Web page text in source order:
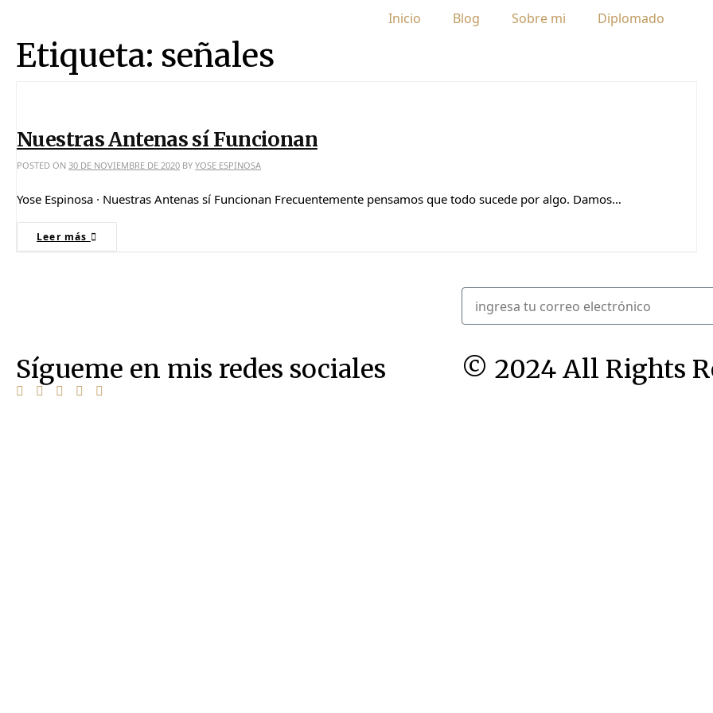
Inicio Blog Sobre mi Diplomado
Etiqueta: señales
Nuestras Antenas sí Funcionan
POSTED ON 30 DE NOVIEMBRE DE 2020 BY YOSE ESPINOSA
Yose Espinosa · Nuestras Antenas sí Funcionan Frecuentemente pensamos que todo sucede por algo. Damos…
Leer más
Sígueme en mis redes sociales © 2024 All Rights